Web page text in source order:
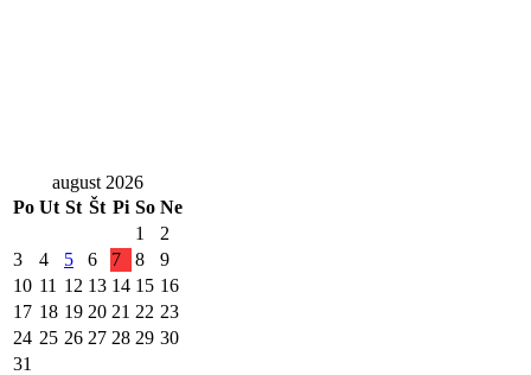
august 2026
Po Ut St Št Pi So Ne
1
2
3
4 5 6 7 8
9
10 11 12 13 14 15 16
17 18 19 20 21 22 23
24 25 26 27 28 29 30
31